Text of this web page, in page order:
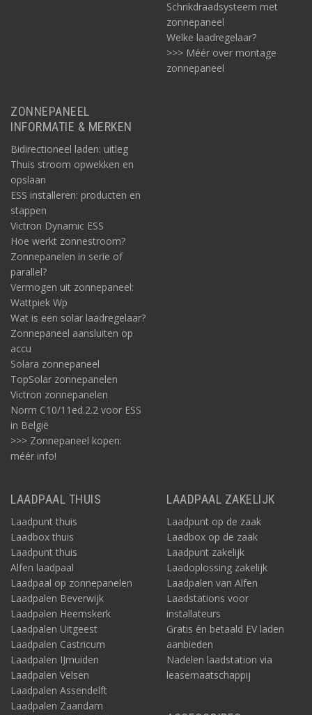
Schrikdraadsysteem met
zonnepaneel
Welke laadregelaar?
>>> Méér over montage
zonnepaneel
ZONNEPANEEL
INFORMATIE & MERKEN
Bidirectioneel laden: uitleg
Thuis stroom opwekken en
opslaan
ESS installeren: producten en
stappen
Victron Dynamic ESS
Hoe werkt zonnestroom?
Zonnepanelen in serie of
parallel?
Vermogen uit zonnepaneel:
Wattpiek Wp
Wat is een solar laadregelaar?
Zonnepaneel aansluiten op
accu
Solara zonnepaneel
TopSolar zonnepanelen
Victron zonnepanelen
Norm C10/11ed.2.2 voor ESS
in België
>>> Zonnepaneel kopen:
méér info!
LAADPAAL THUIS
Laadpunt thuis
Laadbox thuis
Laadpunt thuis
Alfen laadpaal
Laadpaal op zonnepanelen
Laadpalen Beverwijk
Laadpalen Heemskerk
Laadpalen Uitgeest
Laadpalen Castricum
Laadpalen IJmuiden
Laadpalen Velsen
Laadpalen Assendelft
Laadpalen Zaandam
LAADPAAL ZAKELIJK
Laadpunt op de zaak
Laadbox op de zaak
Laadpunt zakelijk
Laadoplossing zakelijk
Laadpalen van Alfen
Laadstations voor
installateurs
Gratis én betaald EV laden
aanbieden
Nadelen laadstation via
leasemaatschappij